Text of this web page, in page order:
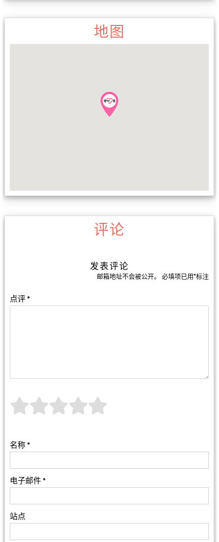
地图
评论
发表评论
邮箱地址不会被公开。 必填项已用*标注
点评*
名称*
电子邮件*
站点